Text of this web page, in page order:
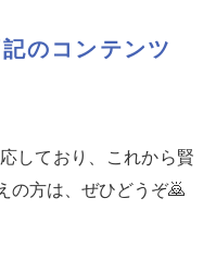
のコンテンツ
しており、これから賢
の方は、ぜひどうぞ🙇‍